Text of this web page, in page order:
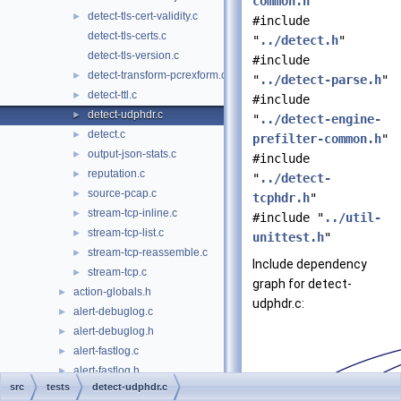
►
detect-tls-cert-validity.c
detect-tls-certs.c
detect-tls-version.c
► detect-transform-pcrexform.c
► detect-ttl.c
► detect-udphdr.c
► detect.c
► output-json-stats.c
► reputation.c
► source-pcap.c
► stream-tcp-inline.c
► stream-tcp-list.c
► stream-tcp-reassemble.c
► stream-tcp.c
► action-globals.h
► alert-debuglog.c
► alert-debuglog.h
► alert-fastlog.c
► alert-fastlog.h
► alert-syslog.c
#include
" ../detect.h"
#include
" ../detect-parse.h"
#include
" ../detect-engine-
prefilter-common.h"
#include
" ../detect-
tcphdr.h"
#include " ../util-
unittest.h"
Include dependency
graph for detect-
udphdr.c:
src tests detect-udphdr.c